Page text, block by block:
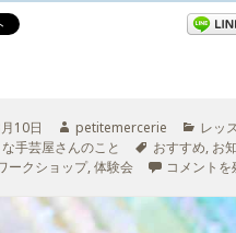
10日
作
成
者
petitemercerie
カ
テ
ゴ
ー
レッ
手芸屋さんのこと
タ
グ
おすすめ, お
ークショップ,体験会 リュネビ
コメントを